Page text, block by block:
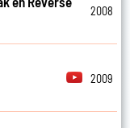
2008
2009